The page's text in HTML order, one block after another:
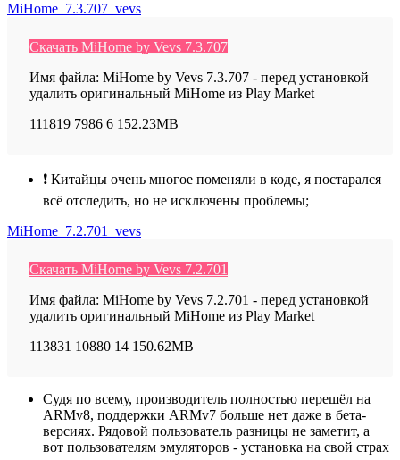
MiHome_7.3.707_vevs
Скачать MiHome by Vevs 7.3.707
Имя файла: MiHome by Vevs 7.3.707 - перед установкой
удалить оригинальный MiHome из Play Market
111819 7986 6 152.23MB
❗ Китайцы очень многое поменяли в коде, я постарался
всё отследить, но не исключены проблемы;
MiHome_7.2.701_vevs
Скачать MiHome by Vevs 7.2.701
Имя файла: MiHome by Vevs 7.2.701 - перед установкой
удалить оригинальный MiHome из Play Market
113831 10880 14 150.62MB
Судя по всему, производитель полностью перешёл на
ARMv8, поддержки ARMv7 больше нет даже в бета-
версиях. Рядовой пользователь разницы не заметит, а
вот пользователям эмуляторов - установка на свой страх